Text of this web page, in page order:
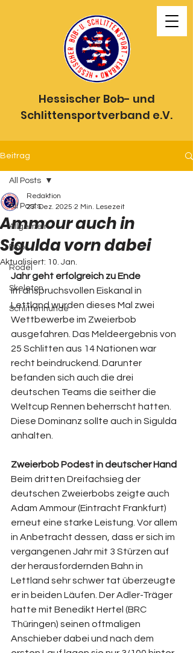
Hessischer Bob- und
Schlittensportverband e.V.
Beitrag
All Posts
Allgemein
Bob
Rodel
Skeleton
Schlittenhunde
All Posts
Ammour auch in
Sigulda vorn dabei
Redaktion
23. Dez. 2025 2 Min. Lesezeit
Aktualisiert: 10. Jan.
Jahr geht erfolgreich zu Ende
Im anspruchsvollen Eiskanal in
Lettland wurden dieses Mal zwei
Wettbewerbe im Zweierbob
ausgefahren. Das Meldeergebnis von
25 Schlitten aus 14 Nationen war
recht beindruckend. Darunter
befanden sich auch die drei
deutschen Teams die seither die
Weltcup Rennen beherrscht hatten.
Diese Dominanz sollte auch in Sigulda
anhalten.
Zweierbob Podest in deutscher Hand
Beim dritten Dreifachsieg der
deutschen Zweierbobs zeigte auch
Adam Ammour (Eintracht Frankfurt)
erneut eine starke Leistung. Vor allem
in Anbetracht dessen, dass er sich im
vergangenen Jahr mit 3 Stürzen auf
der herausfordernden Bahn in
Lettland sehr schwer tat überzeugte
er in beiden Läufen. Der Adler-Träger
hatte mit Benedikt Hertel (BRC
Thüringen) seinen oftmaligen
Anschieber dabei und nach dem